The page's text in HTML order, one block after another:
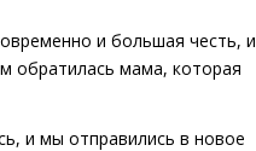
и большая честь, и
обратилась мама, которая
и мы отправились в новое